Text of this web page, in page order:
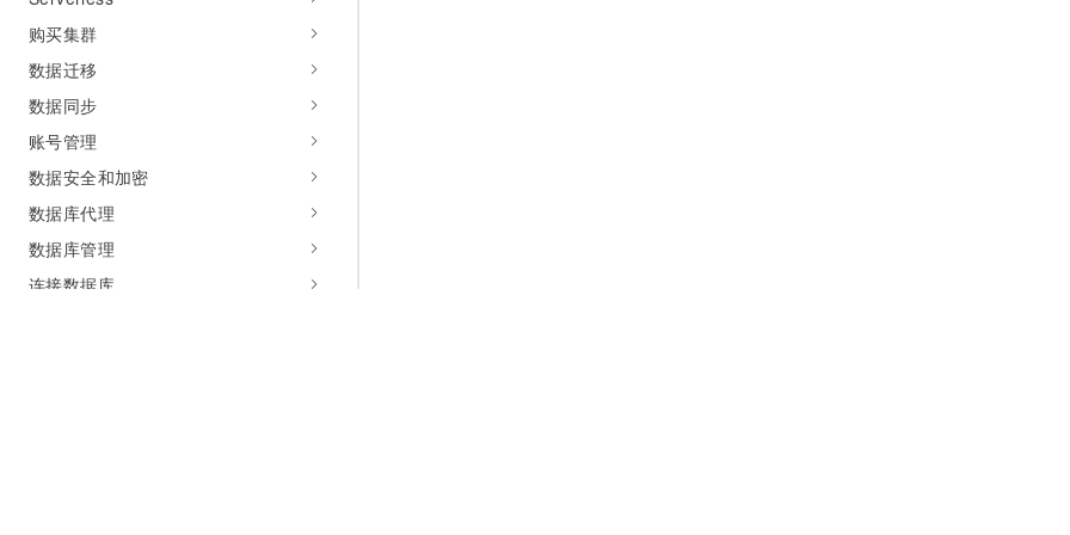
购买集群
数据迁移
数据同步
账号管理
数据安全和加密
数据库代理
数据库管理
连接数据库